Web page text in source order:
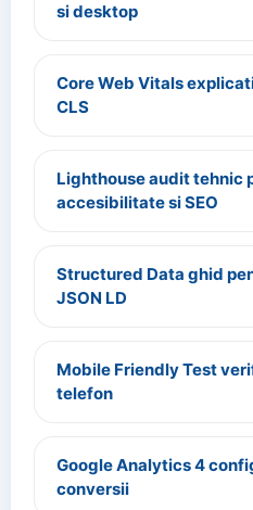
si desktop
Core Web Vitals
CLS
Lighthouse audit tehnic
accesibilitate si SEO
Structured Data ghid
JSON LD
Mobile Friendly Test
telefon
Google Analytics 4
conversii